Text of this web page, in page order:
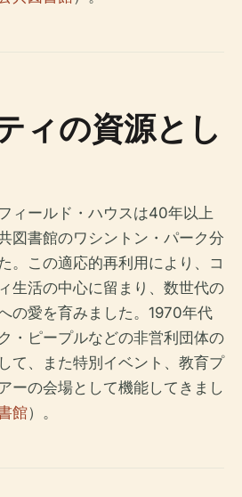
ィの資源とし
ィールド・ハウスは40年以上
図書館のワシントン・パーク分
。この適応的再利用により、コ
生活の中心に留まり、数世代の
の愛を育みました。1970年代
・ピープルなどの非営利団体の
て、また特別イベント、教育プ
ーの会場として機能してきまし
館）。